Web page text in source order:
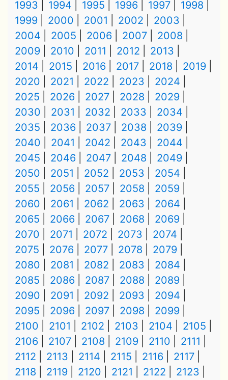
1993
1994 1995 1996 1997
1998
1999
2000 2001 2002
2003
2004
2005 2006 2007
2008
2009
2010 2011 2012
2013
2014
2015 2016 2017 2018
2019
2020
2021 2022 2023
2024
2025
2026 2027 2028
2029
2030
2031 2032 2033
2034
2035
2036 2037 2038
2039
2040
2041 2042 2043
2044
2045
2046 2047 2048
2049
2050
2051 2052 2053
2054
2055
2056 2057 2058
2059
2060
2061 2062 2063
2064
2065
2066 2067 2068
2069
2070
2071 2072 2073
2074
2075
2076 2077 2078
2079
2080
2081 2082 2083
2084
2085
2086 2087 2088
2089
2090
2091 2092 2093
2094
2095
2096 2097 2098
2099
2100
2101 2102 2103 2104
2105
2106
2107 2108 2109 2110
2111
2112
2113 2114 2115 2116
2117
2118
2119 2120 2121 2122 2123